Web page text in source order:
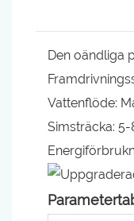
Den oändliga
Vattenflöde:
Simsträcka: 5-